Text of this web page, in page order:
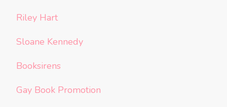
Riley Hart
Sloane Kennedy
Booksirens
Gay Book Promotion